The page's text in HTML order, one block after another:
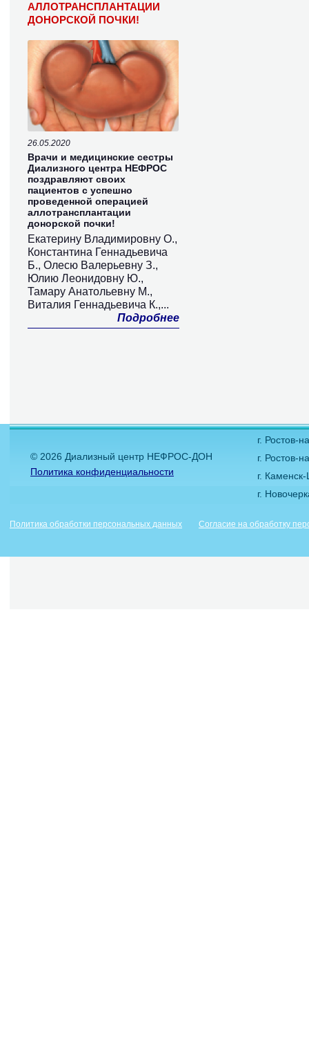
АЛЛОТРАНСПЛАНТАЦИИ
ДОНОРСКОЙ ПОЧКИ!
26.05.2020
Врачи и медицинские сестры
Диализного центра НЕФРОС
поздравляют своих
пациентов с успешно
проведенной операцией
аллотрансплантации
донорской почки!
Екатерину Владимировну О.,
Константина Геннадьевича
Б., Олесю Валерьевну З.,
Юлию Леонидовну Ю.,
Тамару Анатольевну М.,
Виталия Геннадьевича К.,...
Подробнее
© 2026 Диализный центр НЕФРОС-ДОН
Политика конфиденциальности
г. Ростов-
г. Ростов-
г.
г.
Политика обработки персональных данных Согласие на обработку